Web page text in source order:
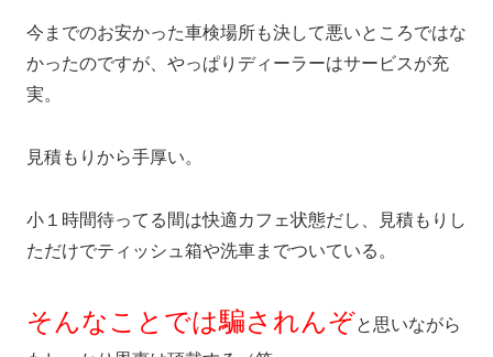
今までのお安かった車検場所も決して悪いところではな
かったのですが、やっぱりディーラーはサービスが充
実。
見積もりから手厚い。
小１時間待ってる間は快適カフェ状態だし、見積もりし
ただけでティッシュ箱や洗車までついている。
そんなことでは騙されんぞと思いながら